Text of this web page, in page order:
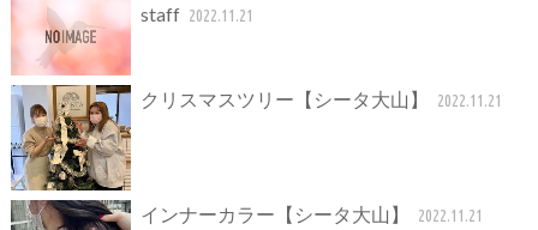
staff 2022.11.21
クリスマスツリー【シータ大山】 2022.11.21
インナーカラー【シータ大山】 2022.11.21